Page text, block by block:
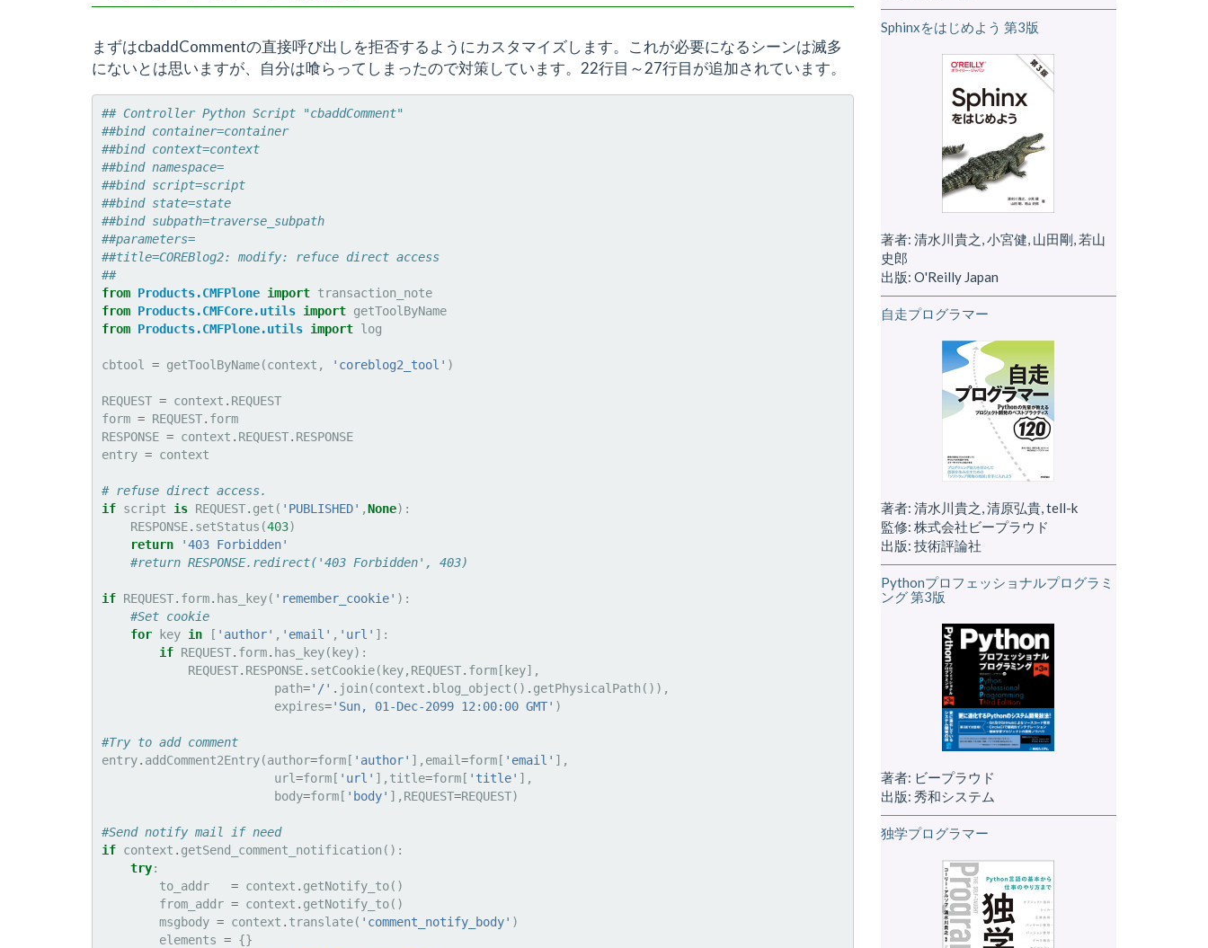
まずはcbaddCommentの直接呼び出しを拒否するようにカスタマイズします。これが必要になるシーンは滅多
にないとは思いますが、自分は喰らってしまったので対策しています。22行目～27行目が追加されています。
## Controller Python Script "cbaddComment"
##bind container=container
##bind context=context
##bind namespace=
##bind script=script
##bind state=state
##bind subpath=traverse_subpath
##parameters=
##title=COREBlog2: modify: refuce direct access
##
from Products.CMFPlone import transaction_note
from Products.CMFCore.utils import getToolByName
from Products.CMFPlone.utils import log
cbtool = getToolByName(context , 'coreblog2_tool' )
REQUEST = context . REQUEST
form = REQUEST. form
RESPONSE = context . REQUEST. RESPONSE
entry = context
# refuse direct access.
if script is REQUEST. get ( 'PUBLISHED' ,None):
RESPONSE. setStatus (403)
return
'403 Forbidden'
#return RESPONSE.redirect('403 Forbidden', 403)
if REQUEST. form. has_key( 'remember_cookie' ):
#Set cookie
for key in [ 'author' , 'email' , 'url' ]:
if REQUEST. form. has_key(key):
REQUEST. RESPONSE. setCookie(key, REQUEST. form[key],
path='/' . join (context . blog_object () . getPhysicalPath ()),
expires='Sun, 01-Dec-2099 12:00:00 GMT' )
#Try to add comment
entry. addComment2Entry(author=form[ 'author' ], email=form[ 'email' ],
url=form[ 'url' ], title=form[ 'title' ],
body=form[ 'body' ], REQUEST=REQUEST)
#Send notify mail if need
if context . getSend_comment_notification ():
try:
to_addr
= context . getNotify_to()
from_addr = context . getNotify_to()
msgbody = context . translate( 'comment_notify_body' )
elements = {}
Sphinxをはじめよう 第3版
著者: 清水川貴之, 小宮健, 山田剛, 若山
史郎
出版: O'Reilly Japan
自走プログラマー
著者: 清水川貴之, 清原弘貴, tell-k
監修: 株式会社ビープラウド
出版: 技術評論社
Pythonプロフェッショナルプログラミ
ング 第3版
著者: ビープラウド
出版: 秀和システム
独学プログラマー